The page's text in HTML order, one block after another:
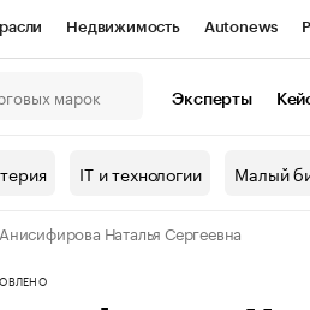
Недвижимость Autonews
Проверка контрагентов
Эксперты
IT и технологии Малый
Наталья Сергеевна